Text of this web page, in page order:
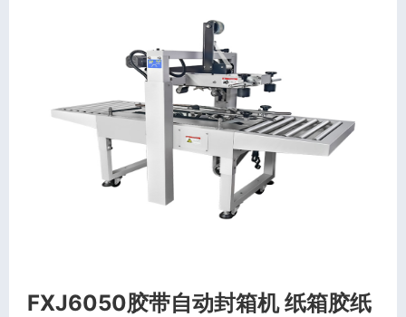
FXJ6050胶带自动封箱机 纸箱胶纸